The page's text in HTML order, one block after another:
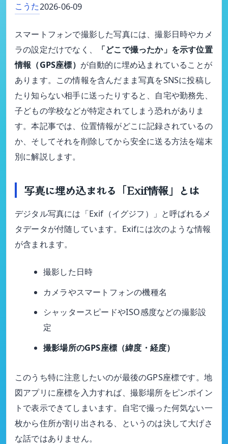
こうた2026-06-09
スマートフォンで撮影した写真には、撮影日時やカメ
ラの設定だけでなく、
「どこで撮ったか」を示す位置
情報（GPS座標） が自動的に埋め込まれていることが
あります。この情報を含んだまま写真をSNSに投稿し
たり知らない相手に送ったりすると、自宅や勤務先、
子どもの学校などが特定されてしまう恐れがありま
す。本記事では、位置情報がどこに記録されているの
か、そしてそれを削除してから安全に送る方法を端末
別に解説します。
写真に埋め込まれる「Exif情報」とは
デジタル写真には「Exif（イグジフ）」と呼ばれるメ
タデータが付随しています。Exifには次のような情報
が含まれます。
撮影した日時
カメラやスマートフォンの機種名
シャッタースピードやISO感度などの撮影設
定
撮影場所のGPS座標（緯度・経度）
このうち特に注意したいのが最後のGPS座標です。地
図アプリに座標を入力すれば、撮影場所をピンポイン
トで表示できてしまいます。自宅で撮った何気ない一
枚から住所が割り出される、というのは決して大げさ
な話ではありません。